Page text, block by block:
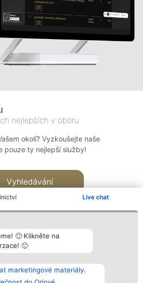
Live chat
🙂 Klikněte na
🙂
marketingové materiály.
nejlepších v oboru
okolí? Vyzkoušejte naše
pouze ty nejlepší služby!
Vyhledávání
Vítězové
Seznam všech
laureátů
Kontakt